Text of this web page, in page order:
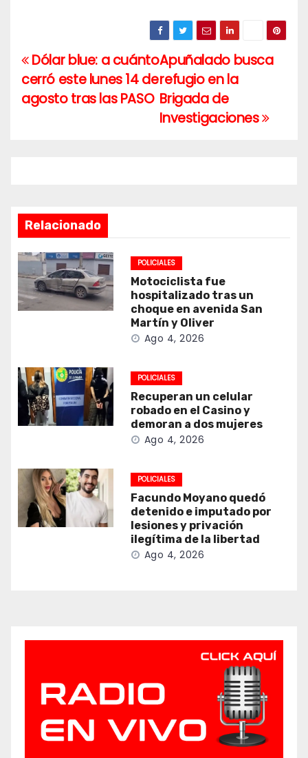
Navegación
de
Apuñalado busca
refugio en la
Brigada de
Investigaciones
Dólar blue: a cuánto
cerró este lunes 14 de
agosto tras las PASO
Relacionado
POLICIALES
Motociclista fue
hospitalizado tras un
choque en avenida San
Martín y Oliver
Ago 4, 2026
POLICIALES
Recuperan un celular
robado en el Casino y
demoran a dos mujeres
Ago 4, 2026
POLICIALES
Facundo Moyano quedó
detenido e imputado por
lesiones y privación
ilegítima de la libertad
Ago 4, 2026